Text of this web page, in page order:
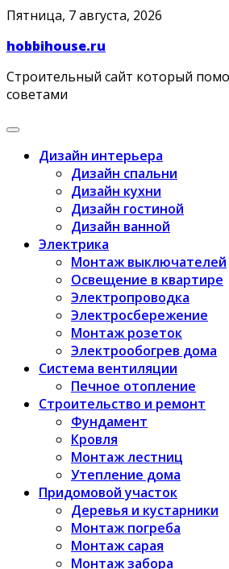
Skip
content
Пятница, 7 августа, 2026
hobbihouse.ru
Строительный сайт который
советами
Дизайн интерьера
Дизайн спальни
Дизайн кухни
Дизайн гостиной
Дизайн ванной
Электрика
Монтаж выключателей
Освещение в квартире
Электропроводка
Электросбережение
Монтаж розеток
Электрообогрев дома
Система вентиляции
Печное отопление
Строительство и ремонт
Фундамент
Кровля
Монтаж лестниц
Утепление дома
Придомовой участок
Деревья и кустарники
Монтаж погреба
Монтаж сарая
Монтаж забора